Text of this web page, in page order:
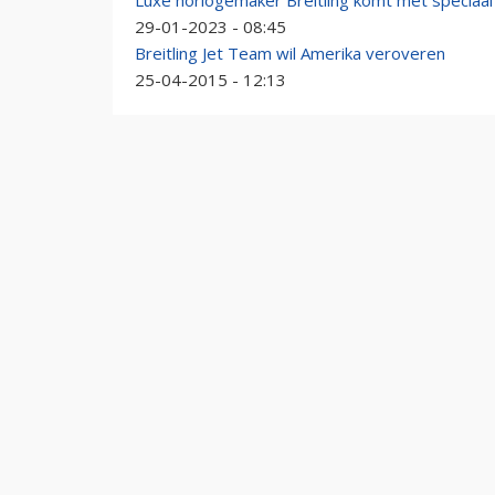
29-01-2023 - 08:45
Breitling Jet Team wil Amerika veroveren
25-04-2015 - 12:13